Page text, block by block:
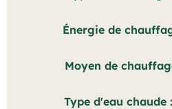
Énergie de
Moyen de
Type d'eau chaude